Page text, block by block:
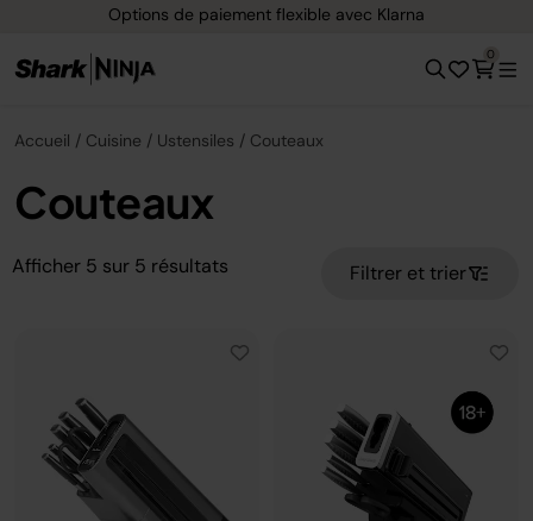
Options de paiement flexible avec Klarna
0
Accueil Cuisine Ustensiles Couteaux
Couteaux
Afficher 5 sur 5 résultats Filtrer et trier